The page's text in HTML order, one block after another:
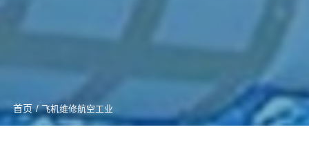
首页 / 飞机维修航空工业